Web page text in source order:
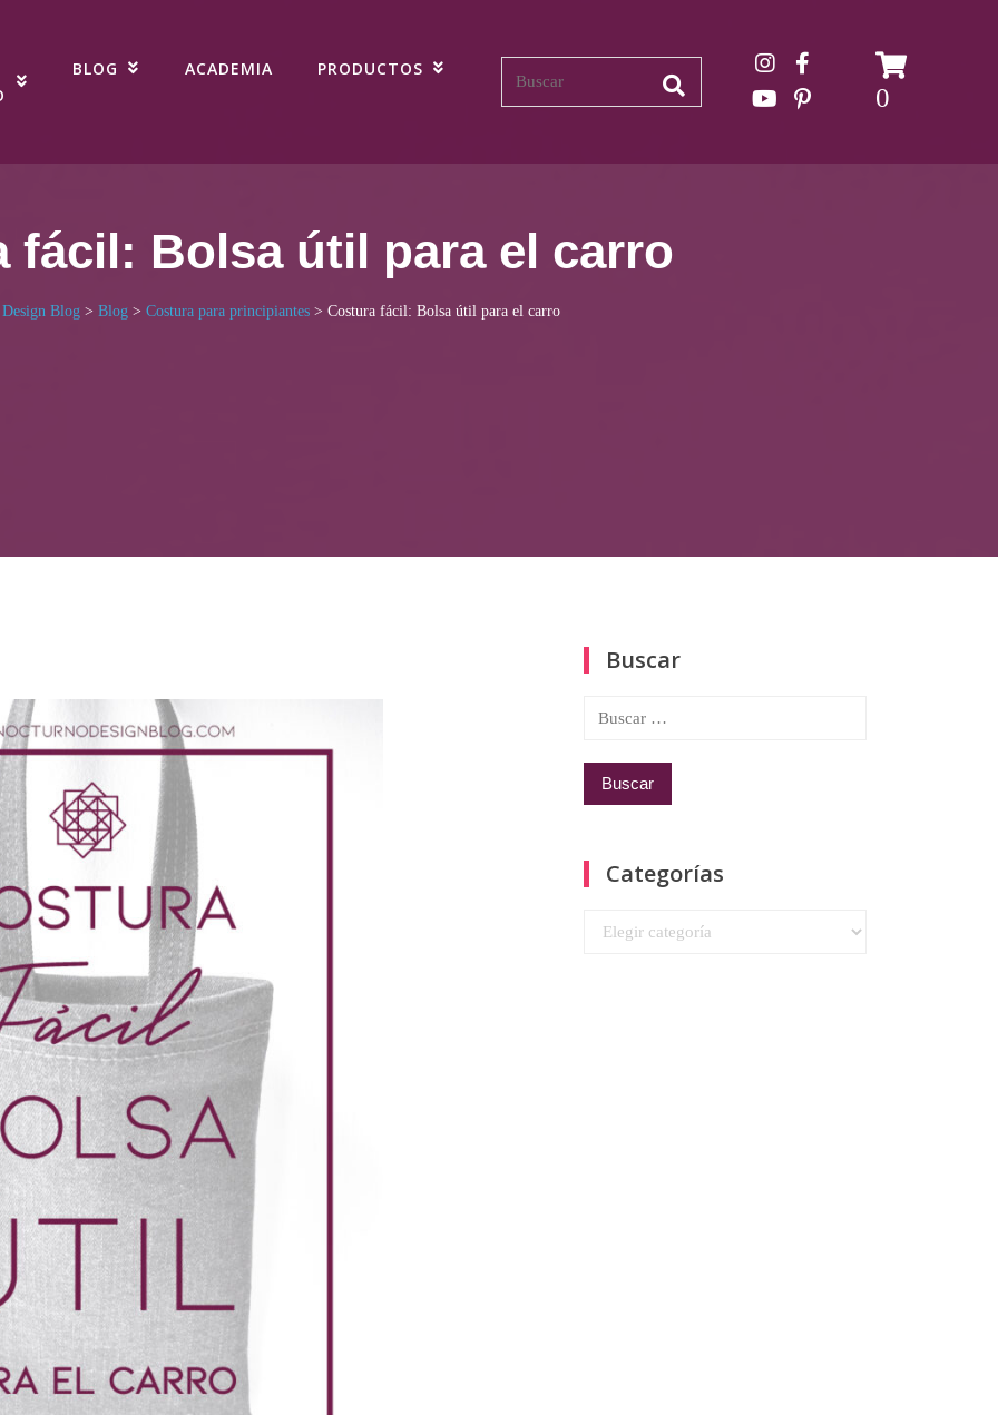
BLOG ACADEMIA PRODUCTOS
0
fácil: Bolsa útil para el carro
Blog > Blog > Costura para principiantes > Costura fácil: Bolsa útil para el carro
Buscar
Buscar:
Categorías
Categorías